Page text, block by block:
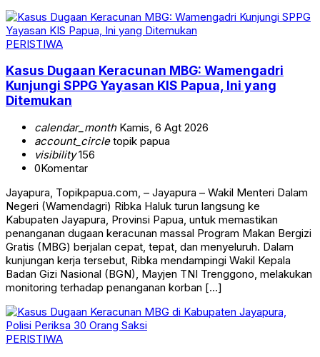
PERISTIWA
Kasus Dugaan Keracunan MBG: Wamengadri
Kunjungi SPPG Yayasan KIS Papua, Ini yang
Ditemukan
calendar_monthKamis, 6 Agt 2026
account_circletopik papua
visibility156
0Komentar
Jayapura, Topikpapua.com, – Jayapura – Wakil Menteri Dalam
Negeri (Wamendagri) Ribka Haluk turun langsung ke
Kabupaten Jayapura, Provinsi Papua, untuk memastikan
penanganan dugaan keracunan massal Program Makan Bergizi
Gratis (MBG) berjalan cepat, tepat, dan menyeluruh. Dalam
kunjungan kerja tersebut, Ribka mendampingi Wakil Kepala
Badan Gizi Nasional (BGN), Mayjen TNI Trenggono, melakukan
monitoring terhadap penanganan korban […]
PERISTIWA